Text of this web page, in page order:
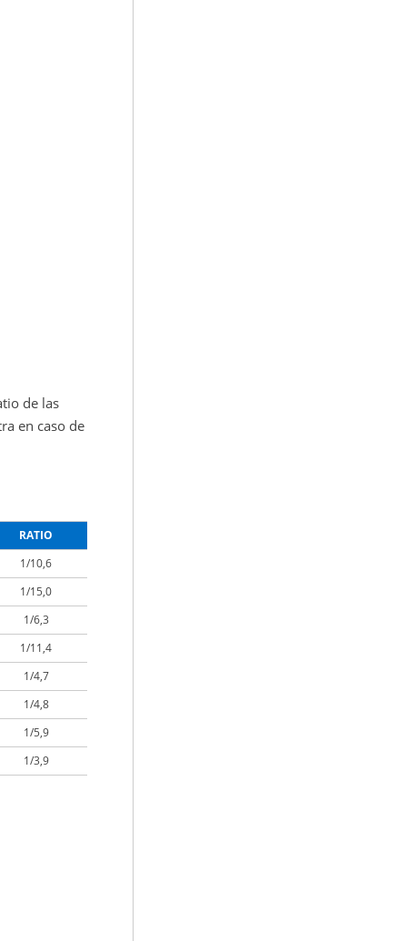
de las
en caso de
RATIO
1/10,6
1/15,0
1/6,3
1/11,4
1/4,7
1/4,8
1/5,9
1/3,9